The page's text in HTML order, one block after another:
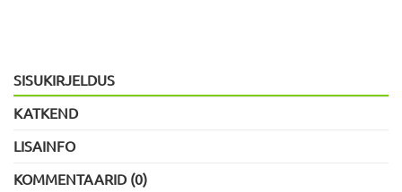
SISUKIRJELDUS
KATKEND
LISAINFO
KOMMENTAARID (0)